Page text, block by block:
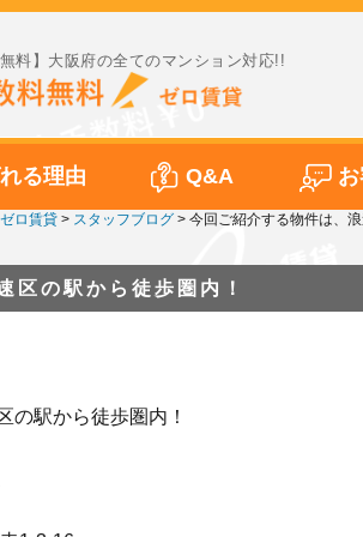
料】大阪府の全てのマンション対応!!
る理由 Q&A
ロ賃貸 > スタッフブログ > 今回ご紹介する物件は、
区の駅から徒歩圏内！
の駅から徒歩圏内！